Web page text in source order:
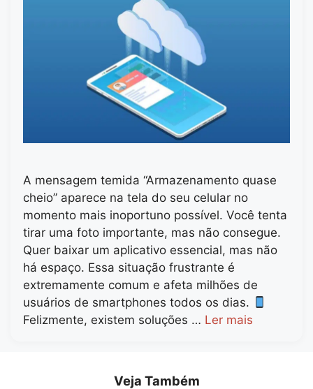
A mensagem temida “Armazenamento quase
cheio” aparece na tela do seu celular no
momento mais inoportuno possível. Você tenta
tirar uma foto importante, mas não consegue.
Quer baixar um aplicativo essencial, mas não
há espaço. Essa situação frustrante é
extremamente comum e afeta milhões de
usuários de smartphones todos os dias.
Felizmente, existem soluções … Ler mais
Veja Também